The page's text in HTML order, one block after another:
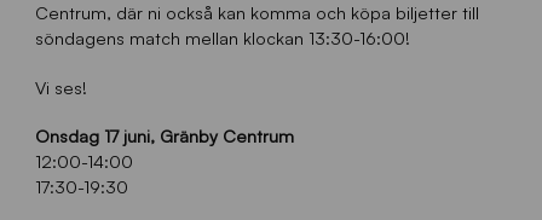
Centrum, där ni också kan komma och köpa biljetter till
söndagens match mellan klockan 13:30-16:00!
Vi ses!
Onsdag 17 juni, Gränby Centrum
12:00-14:00
17:30-19:30